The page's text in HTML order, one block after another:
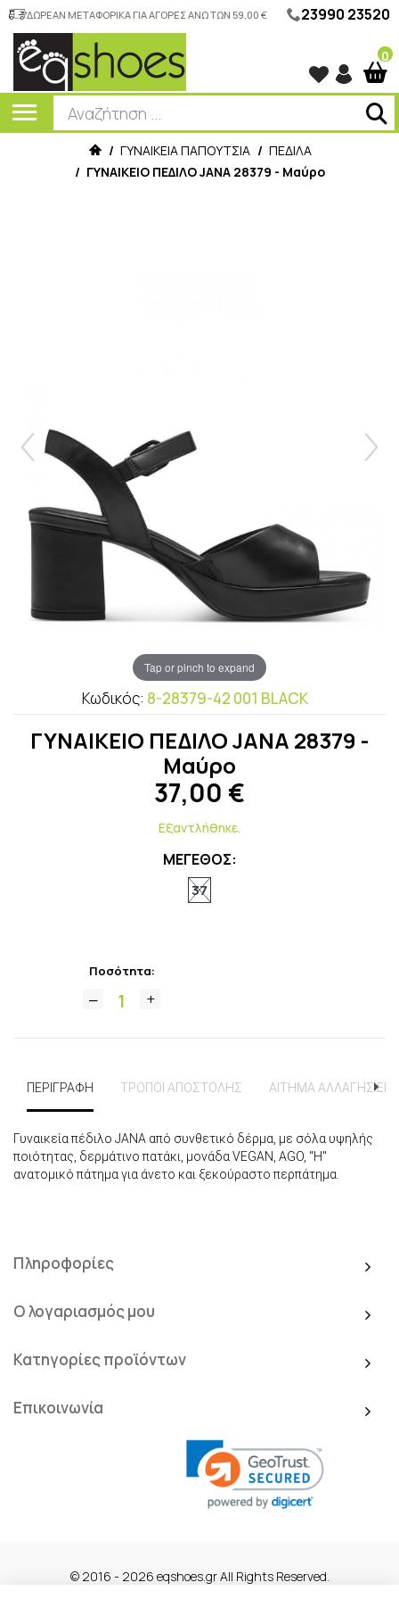
ΔΩΡΕΑΝ ΜΕΤΑΦΟΡΙΚΑ ΓΙΑ ΑΓΟΡΕΣ ΑΝΩ ΤΩΝ 59,00 € 23990 23520
0
/ ΓΥΝΑΙΚΕΙΑ ΠΑΠΟΥΤΣΙΑ / ΠΕΔΙΛΑ
/ ΓΥΝΑΙΚΕΙO ΠEΔΙΛΟ JANA 28379 - Μαύρο
Tap or pinch to expand
Κωδικός: 8-28379-42 001 BLACK
ΓΥΝΑΙΚΕΙO ΠEΔΙΛΟ JANA 28379 -
Μαύρο
37,00 €
Εξαντλήθηκε.
ΜΕΓΕΘΟΣ:
37
Ποσότητα:
ΠΕΡΙΓΡΑΦΗ ΤΡΟΠΟΙ ΑΠΟΣΤΟΛΗΣ ΑΙΤΗΜΑ ΑΛΛΑΓΗΣ
Γυναικεία πέδιλο JANA από συνθετικό δέρμα, με σόλα υψηλής
ποιότητας, δερμάτινο πατάκι, μονάδα VEGAN, AGO, "H"
ανατομικό πάτημα για άνετο και ξεκούραστο περπάτημα.
Πληροφορίες
Ο λογαριασμός μου
Κατηγορίες προϊόντων
Επικοινωνία
© 2016 - 2026 eqshoes.gr All Rights Reserved.